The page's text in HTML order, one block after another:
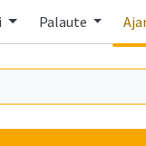
Palaute